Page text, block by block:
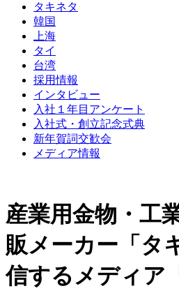
タキネタ
韓国
上海
タイ
台湾
採用情報
インタビュー
入社１年目アンケート
入社式・創立記念式典
新年賀詞交歓会
メディア情報
産業用金物・工
販メーカー「タ
信するメディア